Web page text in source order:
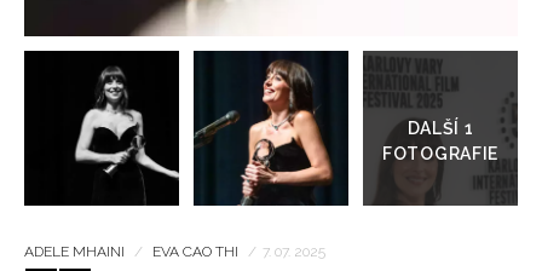
Přejít
do
galerie
ADELE MHAINI / EVA CAO THI / 7. 07. 2025